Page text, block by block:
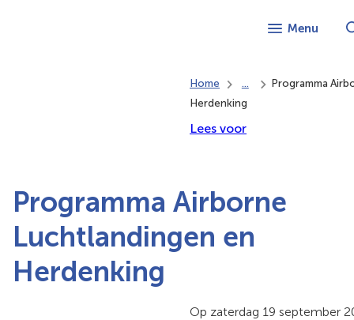
Menu
Home ...
Programma
Herdenking
Lees voor
Programma Airborne
Luchtlandingen en
Herdenking
Op zaterdag 19 september